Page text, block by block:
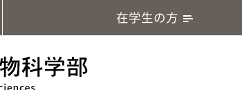
在学生の方